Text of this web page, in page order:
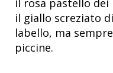
il giallo screziato
labello, ma
piccine.